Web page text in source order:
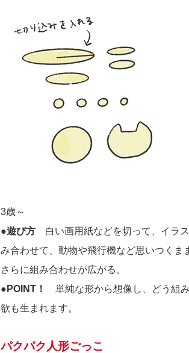
3歳～
●遊び方 白い画用紙などを切って、イラ
み合わせて、動物や飛行機など思いつくま
さらに組み合わせが広がる。
●POINT！
単純な形から想像し、どう組
欲も生まれます。
パクパク人形ごっこ